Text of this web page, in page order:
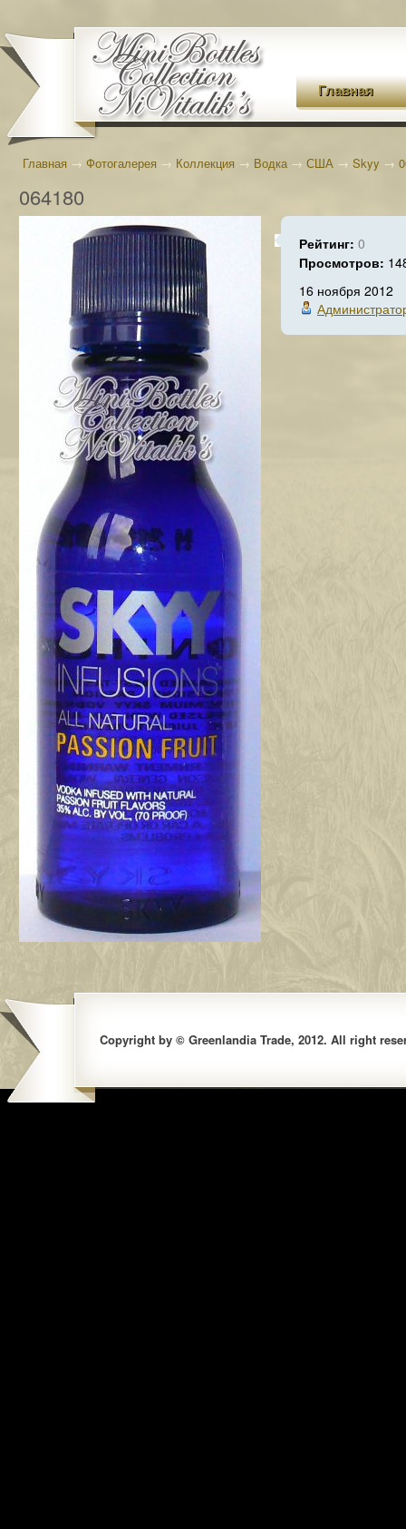
Главная
Главная → Фотогалерея → Коллекция → Водка→ США → Skyy →
064180
Рейтинг: 0
Просмотров:
16 ноября 2012
Copyright by © Greenlandia Trade, 2012. All right